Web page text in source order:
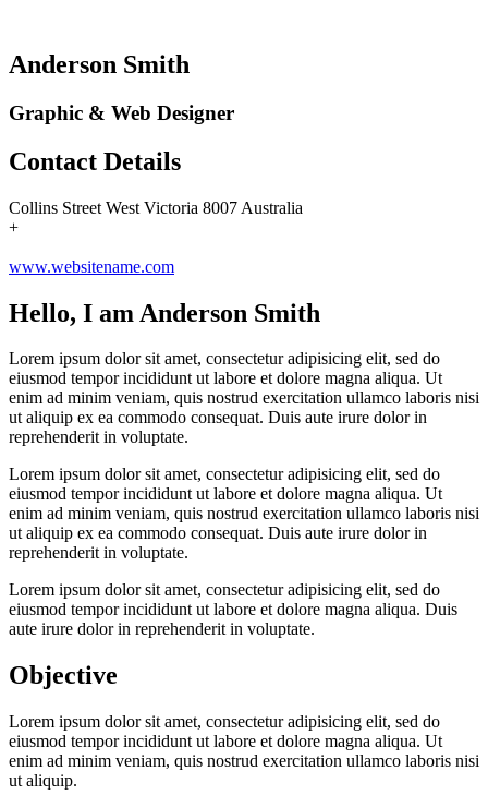
Anderson Smith
Graphic & Web Designer
Contact Details
Collins Street West Victoria 8007 Australia
+
www.websitename.com
Hello, I am Anderson Smith
Lorem ipsum dolor sit amet, consectetur adipisicing elit, sed do
eiusmod tempor incididunt ut labore et dolore magna aliqua. Ut
enim ad minim veniam, quis nostrud exercitation ullamco laboris nisi
ut aliquip ex ea commodo consequat. Duis aute irure dolor in
reprehenderit in voluptate.
Lorem ipsum dolor sit amet, consectetur adipisicing elit, sed do
eiusmod tempor incididunt ut labore et dolore magna aliqua. Ut
enim ad minim veniam, quis nostrud exercitation ullamco laboris nisi
ut aliquip ex ea commodo consequat. Duis aute irure dolor in
reprehenderit in voluptate.
Lorem ipsum dolor sit amet, consectetur adipisicing elit, sed do
eiusmod tempor incididunt ut labore et dolore magna aliqua. Duis
aute irure dolor in reprehenderit in voluptate.
Objective
Lorem ipsum dolor sit amet, consectetur adipisicing elit, sed do
eiusmod tempor incididunt ut labore et dolore magna aliqua. Ut
enim ad minim veniam, quis nostrud exercitation ullamco laboris nisi
ut aliquip.